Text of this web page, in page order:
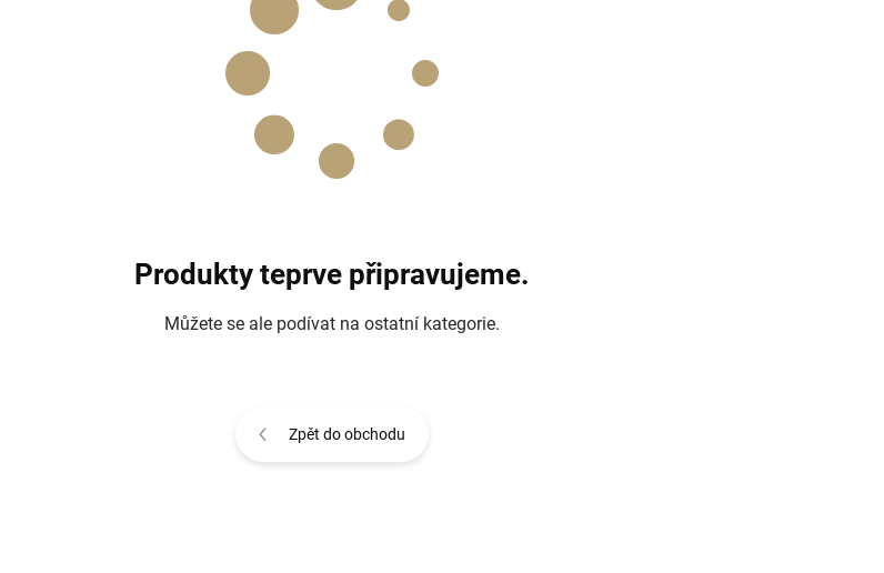
Produkty teprve připravujeme.
Můžete se ale podívat na ostatní kategorie.
Zpět do obchodu